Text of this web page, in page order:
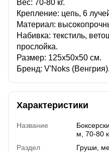
Вес: 70-80 кг.
Крепление: цепь, 6
Материал:
Набивка: текстиль,
прослойка.
Размер: 125х50х50 см.
Бренд: V'Noks (Венгрия).
Характеристики
Название
м, 70-80
Раздел
Груши,